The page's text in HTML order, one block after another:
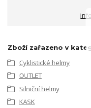
Zboží zařazeno v
Cyklistické helmy
OUTLET
Silniční helmy
KASK